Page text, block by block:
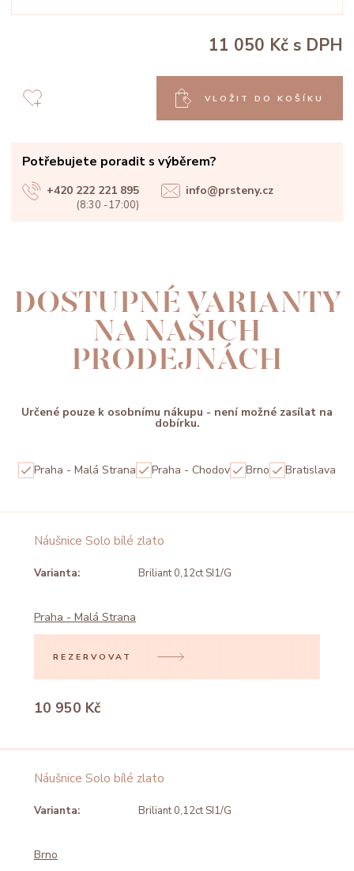
11 050 Kč s DPH
VLOŽIT DO KOŠÍKU
Potřebujete poradit s výběrem?
+420 222 221 895
(8:30 -17:00)
info@prsteny.cz
DOSTUPNÉ VARIANTY
NA NAŠICH
PRODEJNÁCH
Určené pouze k osobnímu nákupu - není možné zasílat na
dobírku.
Praha - Malá Strana Praha - Chodov Brno Bratislava
Náušnice Solo bílé zlato
Varianta: Briliant 0,12ct SI1/G
Praha - Malá Strana
REZERVOVAT
10 950 Kč
Náušnice Solo bílé zlato
Varianta: Briliant 0,12ct SI1/G
Brno